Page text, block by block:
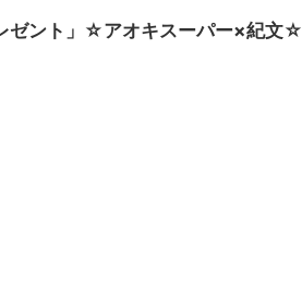
ゼント」☆アオキスーパー×紀文☆